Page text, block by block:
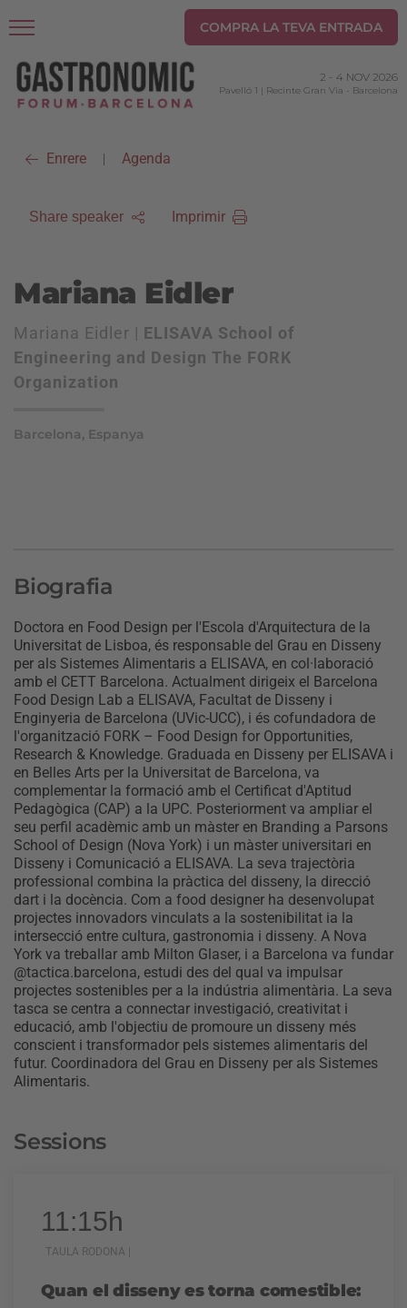
COMPRA LA TEVA ENTRADA
2 - 4 NOV 2026
Pavelló 1 | Recinte Gran Via - Barcelona
Enrere | Agenda
Share speaker Imprimir
Mariana Eidler
Mariana Eidler | ELISAVA School of
Engineering and Design The FORK
Organization
Barcelona, Espanya
Biografia
Doctora en Food Design per l'Escola d'Arquitectura de la
Universitat de Lisboa, és responsable del Grau en Disseny
per als Sistemes Alimentaris a ELISAVA, en col·laboració
amb el CETT Barcelona. Actualment dirigeix ​​el Barcelona
Food Design Lab a ELISAVA, Facultat de Disseny i
Enginyeria de Barcelona (UVic-UCC), i és cofundadora de
l'organització FORK – Food Design for Opportunities,
Research & Knowledge. Graduada en Disseny per ELISAVA i
en Belles Arts per la Universitat de Barcelona, ​​va
complementar la formació amb el Certificat d'Aptitud
Pedagògica (CAP) a la UPC. Posteriorment va ampliar el
seu perfil acadèmic amb un màster en Branding a Parsons
School of Design (Nova York) i un màster universitari en
Disseny i Comunicació a ELISAVA. La seva trajectòria
professional combina la pràctica del disseny, la direcció
dart i la docència. Com a food designer ha desenvolupat
projectes innovadors vinculats a la sostenibilitat ia la
intersecció entre cultura, gastronomia i disseny. A Nova
York va treballar amb Milton Glaser, i a Barcelona va fundar
@tactica.barcelona, ​​estudi des del qual va impulsar
projectes sostenibles per a la indústria alimentària. La seva
tasca se centra a connectar investigació, creativitat i
educació, amb l'objectiu de promoure un disseny més
conscient i transformador pels sistemes alimentaris del
futur. Coordinadora del Grau en Disseny per als Sistemes
Alimentaris.
Sessions
11:15h
TAULA RODONA |
Quan el disseny es torna comestible: